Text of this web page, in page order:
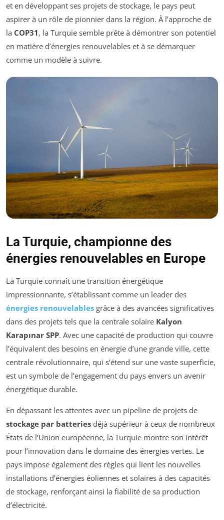
et en développant ses projets de stockage, le pays peut
aspirer à un rôle de pionnier dans la région. À l’approche de
la COP31, la Turquie semble prête à démontrer son potentiel
en matière d’énergies renouvelables et à se démarquer
comme un modèle à suivre.
La Turquie, championne des
énergies renouvelables en Europe
La Turquie connaît une transition énergétique
impressionnante, s’établissant comme un leader des
énergies renouvelables grâce à des avancées significatives
dans des projets tels que la centrale solaire Kalyon
Karapınar SPP. Avec une capacité de production qui couvre
l’équivalent des besoins en énergie d’une grande ville, cette
centrale révolutionnaire, qui s’étend sur une vaste superficie,
est un symbole de l’engagement du pays envers un avenir
énergétique durable.
En dépassant les attentes avec un pipeline de projets de
stockage par batteries déjà supérieur à ceux de nombreux
États de l’Union européenne, la Turquie montre son intérêt
pour l’innovation dans le domaine des énergies vertes. Le
pays impose également des règles qui lient les nouvelles
installations d’énergies éoliennes et solaires à des capacités
de stockage, renforçant ainsi la fiabilité de sa production
d’électricité.